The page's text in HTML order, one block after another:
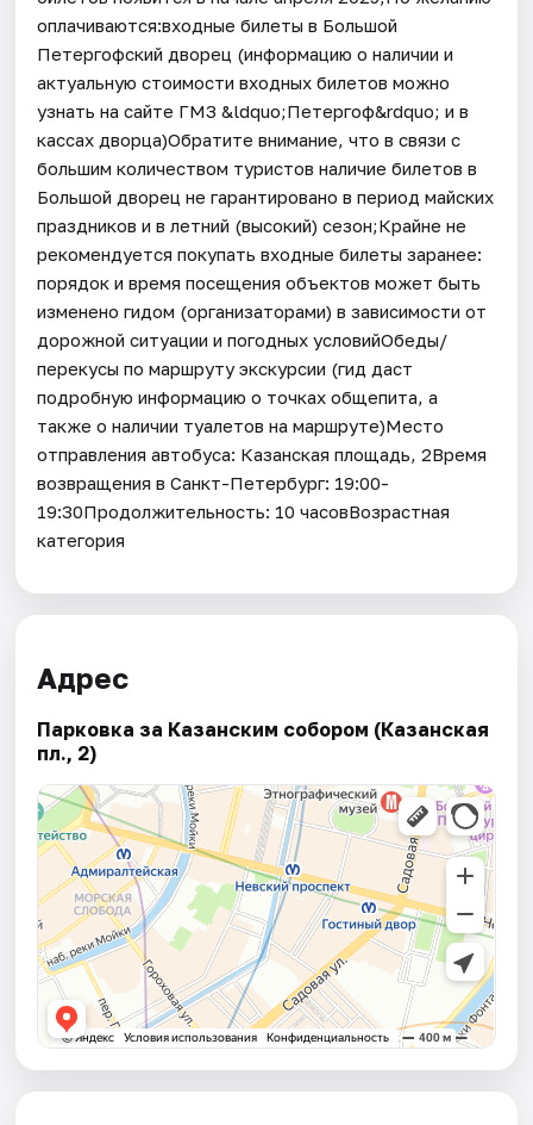
оплачиваются:входные билеты в Большой
Петергофский дворец (информацию о наличии и
актуальную стоимости входных билетов можно
узнать на сайте ГМЗ &ldquo;Петергоф&rdquo; и в
кассах дворца)Обратите внимание, что в связи с
большим количеством туристов наличие билетов в
Большой дворец не гарантировано в период майских
праздников и в летний (высокий) сезон;Крайне не
рекомендуется покупать входные билеты заранее:
порядок и время посещения объектов может быть
изменено гидом (организаторами) в зависимости от
дорожной ситуации и погодных условийОбеды/
перекусы по маршруту экскурсии (гид даст
подробную информацию о точках общепита, а
также о наличии туалетов на маршруте)Место
отправления автобуса: Казанская площадь, 2Время
возвращения в Санкт-Петербург: 19:00-
19:30Продолжительность: 10 часовВозрастная
категория
Адрес
Парковка за Казанским собором (Казанская
пл., 2)